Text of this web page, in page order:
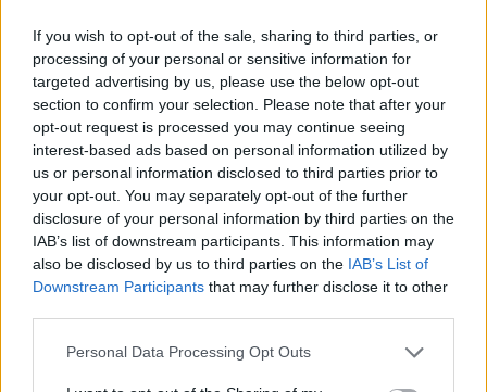
If you wish to opt-out of the sale, sharing to third parties, or
processing of your personal or sensitive information for
targeted advertising by us, please use the below opt-out
section to confirm your selection. Please note that after your
opt-out request is processed you may continue seeing
interest-based ads based on personal information utilized by
us or personal information disclosed to third parties prior to
your opt-out. You may separately opt-out of the further
disclosure of your personal information by third parties on the
IAB’s list of downstream participants. This information may
also be disclosed by us to third parties on the IAB’s List of
Downstream Participants that may further disclose it to other
Personal Data Processing Opt Outs
Όταν οι τιάρες ταξιδεύουν μαζί
με τις γυναίκες
Η Miller Fringe Tiara δεν στέκεται μόνη της μέσα
στην οικογένεια. Είναι το πιο πρόσφατο
κεφάλαιο μιας πολύ παλαιότερης ιστορίας,
όπου οι τιάρες δεν αλλάζουν απλώς χέρια, αλλά
συνοδεύουν γυναίκες σε μεγάλες μεταβάσεις
της ζωής τους.